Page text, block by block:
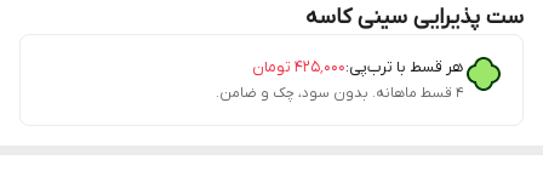
ست پذیرایی سینی کاسه
هر قسط با ترب‌پی:۴۲۵٬۰۰۰ تومان
۴ قسط ماهانه. بدون سود، چک و ضامن.